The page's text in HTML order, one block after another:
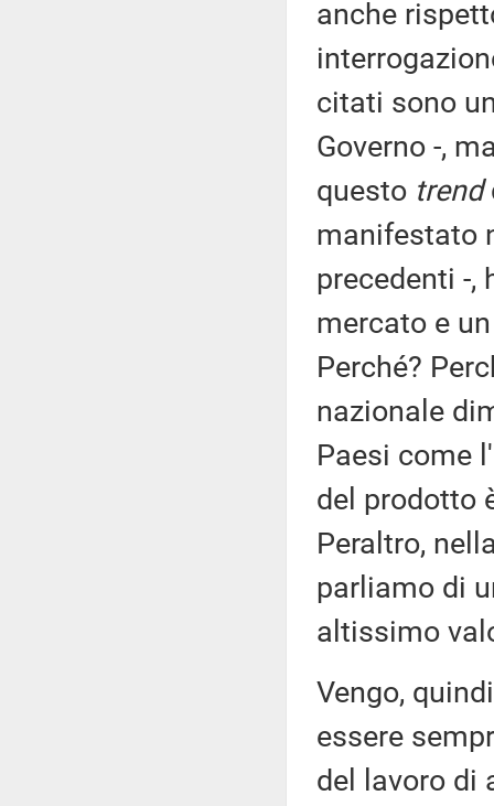
anche
citati sono
Governo -,
questo trend
manifestato
precedenti -,
mercato e
Perché?
nazionale
Paesi come
del prodotto
Peraltro,
parliamo di
altissimo
Vengo,
essere
del lavoro di